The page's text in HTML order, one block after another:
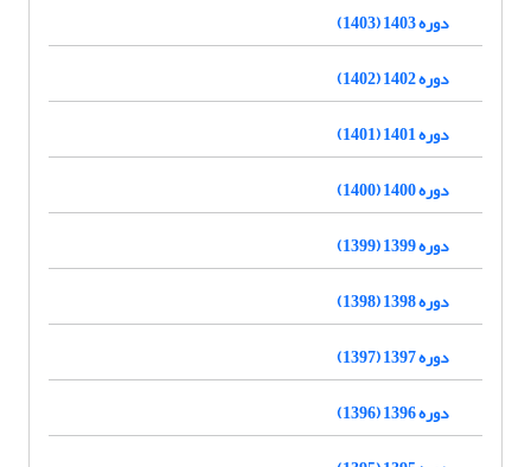
دوره 1403 (1403)
دوره 1402 (1402)
دوره 1401 (1401)
دوره 1400 (1400)
دوره 1399 (1399)
دوره 1398 (1398)
دوره 1397 (1397)
دوره 1396 (1396)